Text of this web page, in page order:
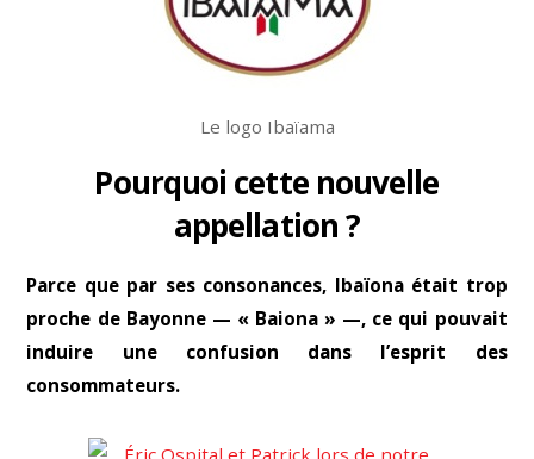
Le logo Ibaïama
Pourquoi cette nouvelle
appellation ?
Parce que par ses consonances, Ibaïona était trop
proche de Bayonne — « Baiona » —, ce qui pouvait
induire une confusion dans l’esprit des
consommateurs.